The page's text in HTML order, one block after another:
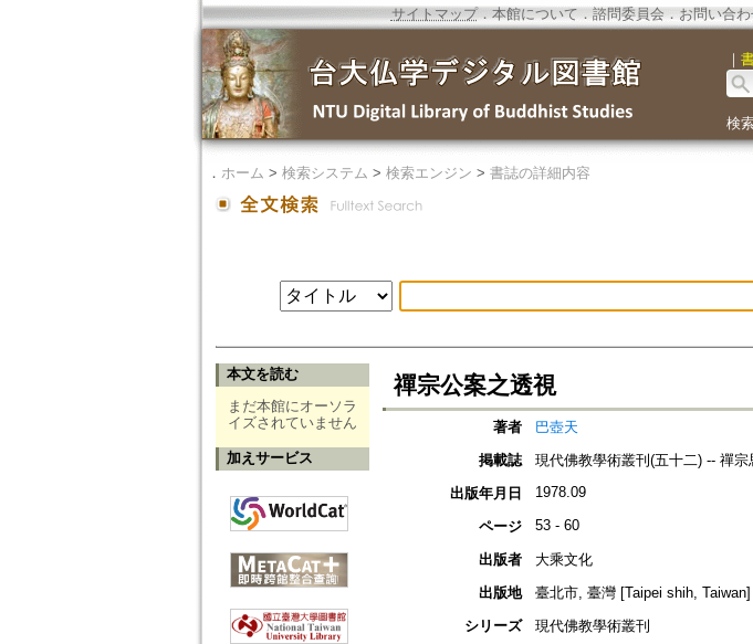
サイトマップ．本館について ． 諮問委員会． お問い合
｜
検
． ホーム > 検索システム > 検索エンジン > 書誌の詳細内容
本文を読む
まだ本館にオーソラ
イズされていません
加えサービス
禪宗公案之透視
著者
巴壺天
掲載誌
現代佛教學術叢刊(五十二) -- 禪宗
出版年月日
1978.09
ページ 53 - 60
出版者
大乘文化
出版地
臺北市, 臺灣 [Taipei shih, Taiwan]
シリーズ
現代佛教學術叢刊